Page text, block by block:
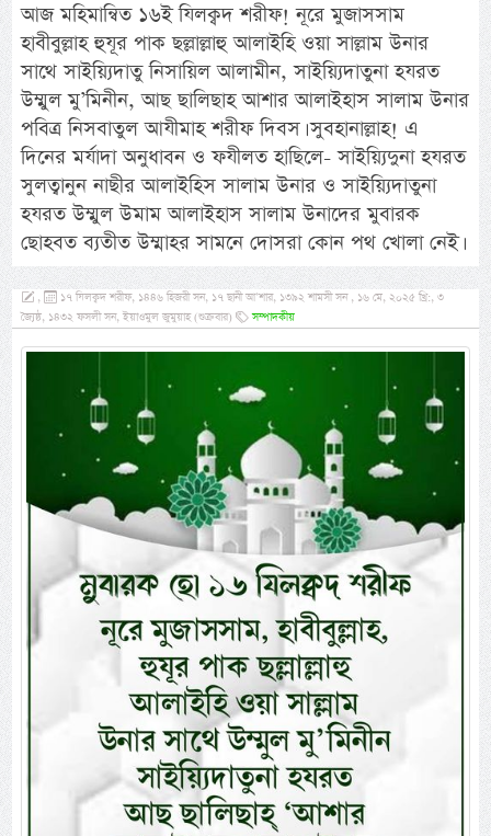
আজ মহিমান্বিত ১৬ই যিলক্বদ শরীফ! নূরে মুজাসসাম
হাবীবুল্লাহ হুযূর পাক ছল্লাল্লাহু আলাইহি ওয়া সাল্লাম উনার
সাথে সাইয়্যিদাতু নিসায়িল আলামীন, সাইয়্যিদাতুনা হযরত
উম্মুল মু’মিনীন, আছ ছালিছাহ আশার আলাইহাস সালাম উনার
পবিত্র নিসবাতুল আযীমাহ শরীফ দিবস। সুবহানাল্লাহ! এ
দিনের মর্যাদা অনুধাবন ও ফযীলত হাছিলে- সাইয়্যিদুনা হযরত
সুলত্বানুন নাছীর আলাইহিস সালাম উনার ও সাইয়্যিদাতুনা
হযরত উম্মুল উমাম আলাইহাস সালাম উনাদের মুবারক
ছোহবত ব্যতীত উম্মাহর সামনে দোসরা কোন পথ খোলা নেই।
,
১৭ যিলক্বদ শরীফ, ১৪৪৬ হিজরী সন, ১৭ ছানী আ’শার, ১৩৯২ শামসী সন , ১৬ মে, ২০২৫ খ্রি:, ৩
জ্যৈষ্ঠ, ১৪৩২ ফসলী সন, ইয়াওমুল জুমুয়াহ (শুক্রবার)
সম্পাদকীয়